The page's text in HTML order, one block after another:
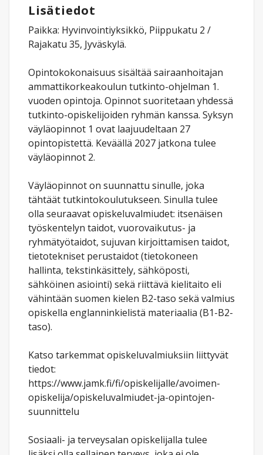
Lisätiedot
Paikka: Hyvinvointiyksikkö, Piippukatu 2 /
Rajakatu 35, Jyväskylä.
Opintokokonaisuus sisältää sairaanhoitajan
ammattikorkeakoulun tutkinto-ohjelman 1.
vuoden opintoja. Opinnot suoritetaan yhdessä
tutkinto-opiskelijoiden ryhmän kanssa. Syksyn
väyläopinnot 1 ovat laajuudeltaan 27
opintopistettä. Keväällä 2027 jatkona tulee
väyläopinnot 2.
Väyläopinnot on suunnattu sinulle, joka
tähtäät tutkintokoulutukseen. Sinulla tulee
olla seuraavat opiskeluvalmiudet: itsenäisen
työskentelyn taidot, vuorovaikutus- ja
ryhmätyötaidot, sujuvan kirjoittamisen taidot,
tietotekniset perustaidot (tietokoneen
hallinta, tekstinkäsittely, sähköposti,
sähköinen asiointi) sekä riittävä kielitaito eli
vähintään suomen kielen B2-taso sekä valmius
opiskella englanninkielistä materiaalia (B1-B2-
taso).
Katso tarkemmat opiskeluvalmiuksiin liittyvät
tiedot:
https://www.jamk.fi/fi/opiskelijalle/avoimen-
opiskelija/opiskeluvalmiudet-ja-opintojen-
suunnittelu
Sosiaali- ja terveysalan opiskelijalla tulee